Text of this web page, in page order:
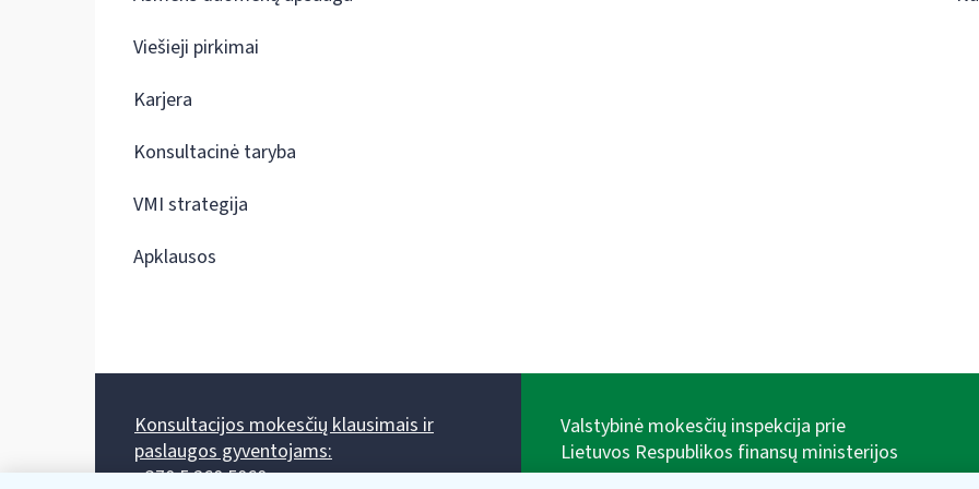
Viešieji pirkimai
Karjera
Konsultacinė taryba
VMI strategija
Apklausos
Konsultacijos mokesčių klausimais ir
paslaugos gyventojams:
+370 5 260 5060
Valstybinė mokesčių inspekcija prie
Lietuvos Respublikos finansų ministerijos